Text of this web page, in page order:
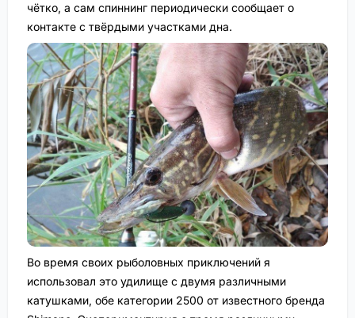
чётко, а сам спиннинг периодически сообщает о
контакте с твёрдыми участками дна.
Во время своих рыболовных приключений я
использовал это удилище с двумя различными
катушками, обе категории 2500 от известного бренда